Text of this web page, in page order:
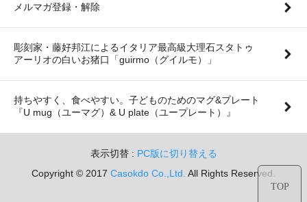
メルマガ登録・解除
彫刻家・藤好邦江によるイタリア最高級大理石スタトゥ
アーリオの白いお猪口「guirmo（グイルモ）」
持ちやすく、食べやすい。子どものためのマグ&プレート
『U mug（ユーマグ）& U plate（ユープレート）』
表示切替 : PC版に切り替える
Copyright © 2017 Casokdo Co.,Ltd. All Rights Reserved.
TOP